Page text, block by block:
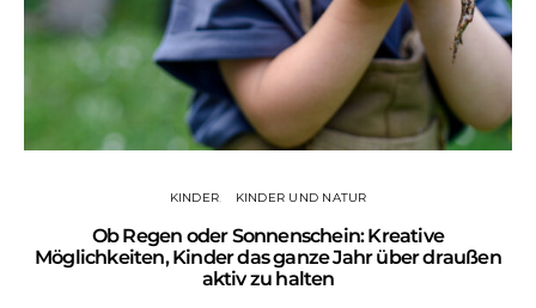
KINDER KINDER UND NATUR
Ob Regen oder Sonnenschein: Kreative
Möglichkeiten, Kinder das ganze Jahr über draußen
aktiv zu halten